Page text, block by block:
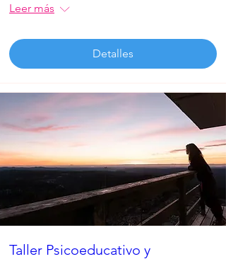
Leer más
Detalles
Taller Psicoeducativo y